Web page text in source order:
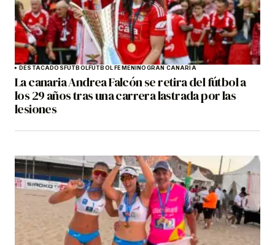
DESTACADOSFÚTBOLFÚTBOL FEMENINOGRAN CANARIA
La canaria Andrea Falcón se retira del fútbol a
los 29 años tras una carrera lastrada por las
lesiones